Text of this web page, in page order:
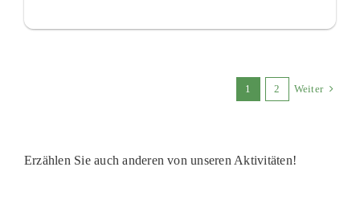
1 2 Weiter
Erzählen Sie auch anderen von unseren Aktivitäten!